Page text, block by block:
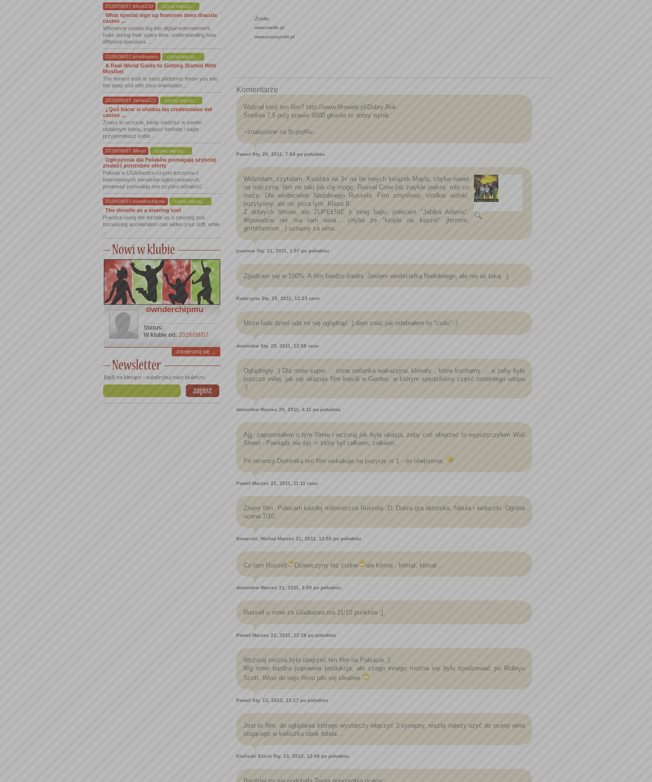
2026/08/07 black230 czytaj więcej...
What special sign up bonuses does dracula
casino ...
Whenever people log into digital entertainment
hubs during their spare time, understanding how
different operators ...
2026/08/07 johnbarnes czytaj więcej...
A Real-World Guide to Getting Started With
Mostbet
The honest truth is most platforms throw you into
the deep end with zero orientation ...
2026/08/07 James227 czytaj więcej...
¿Qué hacer si olvidas las credenciales del
casino ...
Znasz to uczucie, kiedy siedzisz w swoim
ulubionym fotelu, popijasz herbatę i nagle
przypominasz sobie ...
2026/08/07 Mixon czytaj więcej...
Ogłoszenia dla Polaków pomagają szybciej
znaleźć potrzebne oferty
Polonia w USA bardzo często korzysta z
internetowych serwisów ogłoszeniowych,
ponieważ pozwalają one szybko odnaleźć ...
2026/08/07 ownderchipmu czytaj więcej...
The throttle as a steering tool
Practice using the throttle as a steering tool.
Increasing acceleration can widen your drift, while
ownderchipmu
Status:
W klubie od: 2026/08/07
zarejestruj się ...
Źródła:
www.merlin.pl
www.proszynski.pl
Komentarze
Widział ktoś ten film? http://www.filmweb.pl/Dobry.Rok
Średnia 7,5 przy prawie 9000 głosów to dobry wynik.
~znalezione na fb profilu.
Paweł Sty. 20, 2011, 7:54 po południu
Widziałam, czytałam. Ksiażka na 3+ na tle innych książek Mayla, chyba nawet
na trójczynę, film no taki jak cię mogę, Russel Crow jak zwykle piękny, robi co
może. Dla wielbicielek Nadobnego Russela. Film zmysłowy, słodkie widoki,
pozytywny, ale nic poza tym. Klasa B.
Z dobrych filmów, ale ZUPEŁNIE z innej bajki, polecam "Jabłka Adama".
Wprawdzie nie ma tam wina... chyba że "krople na kaszel" (hmmm,
grrrhhhmmm...) uznamy za wino...
joannus Sty. 21, 2011, 1:57 po południu
Zgadzam się w 100%. A film bardzo średni. Jestem wielbicielką Nadobnego, ale nie aż taką. :)
Katarzyna Sty. 25, 2011, 12:23 rano
Może lada dzień uda mi się oglądnąć :) dam znać jak odebrałem to "cudo" ;)
dominikw Sty. 25, 2011, 12:58 rano
Oglądnięty :) Dla mnie super ... istna sielanka wakacyjna, klimaty , które kochamy ... a żeby było
jeszcze milej, jak się okazuje film kręcili w Gordes, w którym spędziliśmy część ostatniego urlopu
:)
dominikw Marzec 20, 2011, 4:11 po południu
Ajjj, zapomniałem o tym filmie i wczoraj jak była okazja, żeby coś obejrzeć to wypożyczyłem Wall
Street - Pieniądz nie śpi -> który był całkiem, całkiem.
Po recenzji Dominika ten film wskakuje na pozycję nr 1 - do obejrzenia.
Paweł Marzec 21, 2011, 11:11 rano
Znany film. Polecam kazdej milosniczce Russela ;D. Dobra gra aktorska, fabula i widoczki. Ogolna
ocena 7/10.
Konarski_Michał Marzec 21, 2011, 12:55 po południu
Co tam Russell Dziewczyny też cudne ale klimat , klimat, klimat ...
dominikw Marzec 21, 2011, 3:59 po południu
Russell u mnie za Gladiatora ma 11/10 punktów ;]
Paweł Marzec 22, 2011, 12:38 po południu
Wczoraj można było obejrzeć ten film na Polsacie :)
Wg mnie bardzo poprawna produkcja, ale czego innego można się było spodziewać po Ridleyu
Scott. Wino do tego filmu piło się idealnie
Paweł Sty. 13, 2012, 12:27 po południu
Jest to film, do oglądania którego wystarczy włączyć 3 synapsy, resztę należy użyć do oceny wina
stojącego w kieliszku obok fotela...
Kieliszki Eisch Sty. 13, 2012, 12:49 po południu